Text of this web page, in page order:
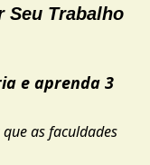
Seu Trabalho
e aprenda 3
as faculdades